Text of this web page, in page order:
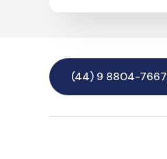
(44) 9 8804-7667